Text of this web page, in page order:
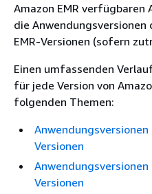
Amazon EMR verfügbaren
die
EMR-Versionen (sofern
Einen umfassenden
für jede Version von
folgenden Themen:
Anwendungsversionen
Versionen
Anwendungsversionen
Versionen